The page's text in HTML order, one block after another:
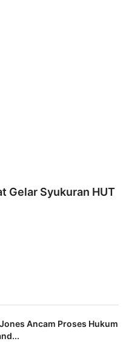
Gelar Syukuran HUT
Ancam Proses Hukum